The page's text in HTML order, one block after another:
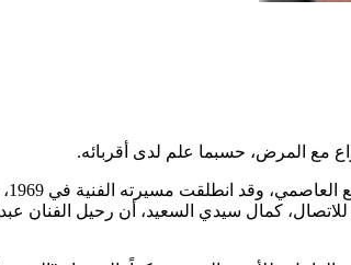
كمال سيدي السعيد، أن رحيل الفنان